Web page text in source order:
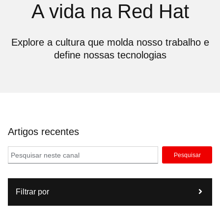
A vida na Red Hat
Explore a cultura que molda nosso trabalho e
define nossas tecnologias
Artigos recentes
Pesquisar
Filtrar por